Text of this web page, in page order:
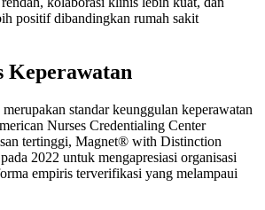
positif dibandingkan rumah sakit
Keperawatan
standar keunggulan keperawatan
Nurses Credentialing Center
tertinggi, Magnet® with Distinction
2022 untuk mengapresiasi organisasi
empiris terverifikasi yang melampaui